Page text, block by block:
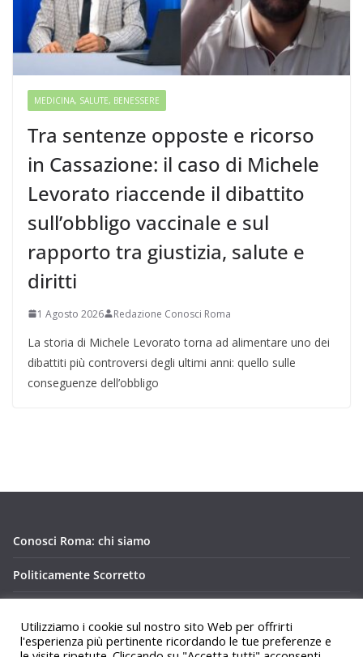
MEDICINA, SALUTE, BENESSERE
Tra sentenze opposte e ricorso
in Cassazione: il caso di Michele
Levorato riaccende il dibattito
sull’obbligo vaccinale e sul
rapporto tra giustizia, salute e
diritti
1 Agosto 2026 Redazione Conosci Roma
La storia di Michele Levorato torna ad alimentare uno dei
dibattiti più controversi degli ultimi anni: quello sulle
conseguenze dell’obbligo
Conosci Roma: chi siamo
Politicamente Scorretto
Utilizziamo i cookie sul nostro sito Web per offrirti
l'esperienza più pertinente ricordando le tue preferenze e